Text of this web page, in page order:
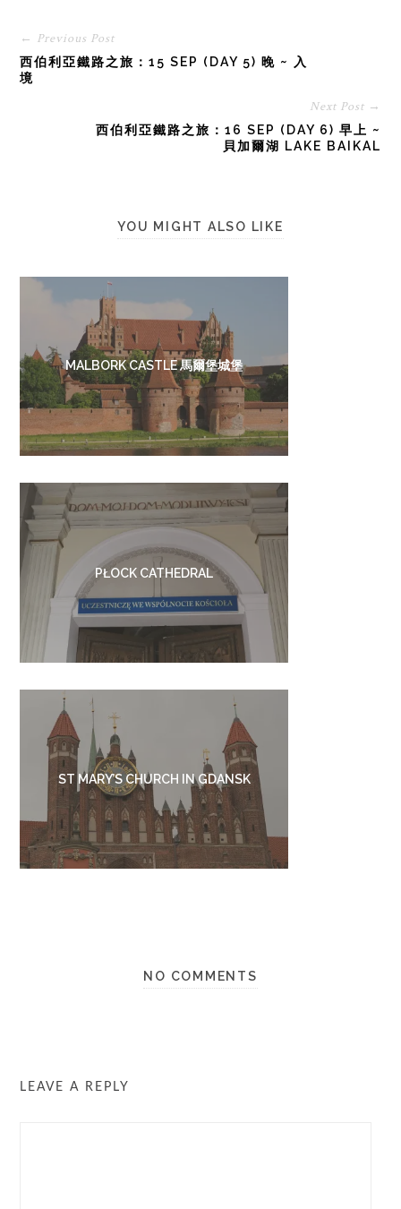
← Previous Post
西伯利亞鐵路之旅：15 SEP (DAY 5) 晚 ~ 入
境
Next Post →
西伯利亞鐵路之旅：16 SEP (DAY 6) 早上 ~
貝加爾湖 LAKE BAIKAL
YOU MIGHT ALSO LIKE
MALBORK CASTLE 馬爾堡城堡
PŁOCK CATHEDRAL
ST MARY’S CHURCH IN GDANSK
NO COMMENTS
LEAVE A REPLY